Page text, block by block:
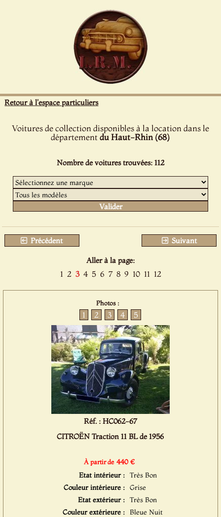
Retour à l'espace particuliers
Voitures de collection disponibles à la location dans le
départementdu Haut-Rhin (68)
Nombre de voitures trouvées: 112
Précédent Suivant
Aller à la page:
1 2 3 4 5 6 7 8 9 10 11 12
Photos :
1 2 3 4 5
Réf. : HC062-67
CITROËN Traction 11 BL de 1956
À partir de 440 €
Etat intérieur : Très Bon
Couleur intérieure : Grise
Etat extérieur : Très Bon
Couleur extérieure : Bleue Nuit